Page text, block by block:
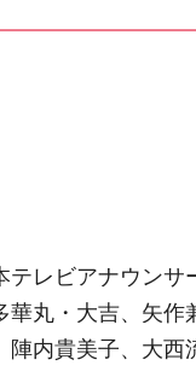
テレビアナウンサ
華丸・大吉、矢
陣内貴美子、大